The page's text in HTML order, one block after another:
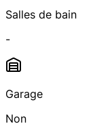
Salles de bain
-
Garage
Non